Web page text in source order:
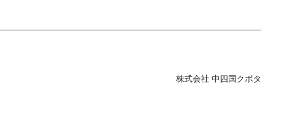
株式会社 中四国クボタ